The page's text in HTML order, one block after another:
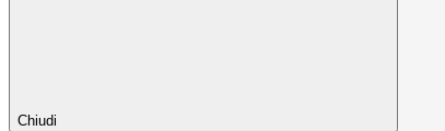
Chiudi